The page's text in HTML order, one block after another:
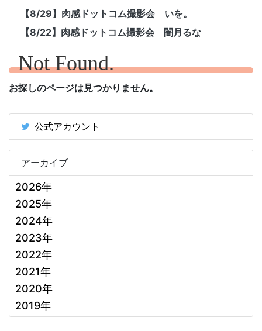
【8/29】肉感ドットコム撮影会 いを。
【8/22】肉感ドットコム撮影会 闇月るな
Not Found.
お探しのページは見つかりません。
公式アカウント
アーカイブ
2026年
2025年
2024年
2023年
2022年
2021年
2020年
2019年